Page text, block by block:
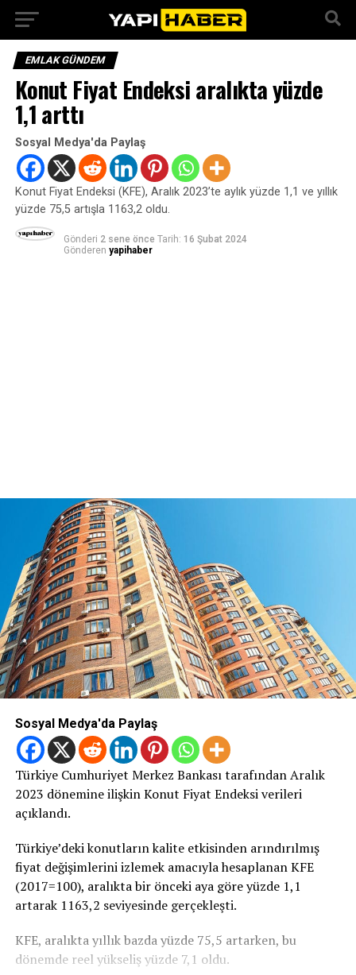
EMLAK GÜNDEM
Konut Fiyat Endeksi aralıkta yüzde
1,1 arttı
Sosyal Medya'da Paylaş
Konut Fiyat Endeksi (KFE), Aralık 2023’te aylık yüzde 1,1 ve yıllık
yüzde 75,5 artışla 1163,2 oldu.
Gönderi 2 sene önce Tarih: 16 Şubat 2024
Gönderen yapihaber
Sosyal Medya'da Paylaş
Türkiye Cumhuriyet Merkez Bankası tarafından Aralık
2023 dönemine ilişkin Konut Fiyat Endeksi verileri
açıklandı.
Türkiye’deki konutların kalite etkisinden arındırılmış
fiyat değişimlerini izlemek amacıyla hesaplanan KFE
(2017=100), aralıkta bir önceki aya göre yüzde 1,1
artarak 1163,2 seviyesinde gerçekleşti.
KFE, aralıkta yıllık bazda yüzde 75,5 artarken, bu
dönemde reel yükseliş yüzde 7,1 oldu.